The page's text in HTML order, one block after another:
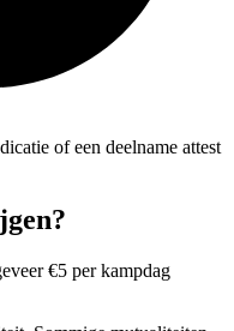
of een deelname attest
€5 per kampdag